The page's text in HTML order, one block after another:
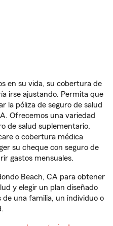
en su vida, su cobertura de
irse ajustando. Permita que
la póliza de seguro de salud
Ofrecemos una variedad
de salud suplementario,
o cobertura médica
su cheque con seguro de
gastos mensuales.
Beach, CA para obtener
y elegir un plan diseñado
de una familia, un individuo o